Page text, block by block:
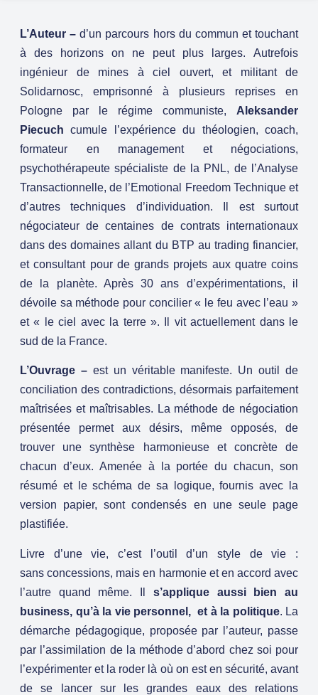
L’Auteur –d’un parcours hors du commun et touchant
à des horizons on ne peut plus larges. Autrefois
ingénieur de mines à ciel ouvert, et militant de
Solidarnosc, emprisonné à plusieurs reprises en
Pologne par le régime communiste, Aleksander
Piecuch cumule l’expérience du théologien, coach,
formateur en management et négociations,
psychothérapeute spécialiste de la PNL, de l’Analyse
Transactionnelle, de l’Emotional Freedom Technique et
d’autres techniques d’individuation. Il est surtout
négociateur de centaines de contrats internationaux
dans des domaines allant du BTP au trading financier,
et consultant pour de grands projets aux quatre coins
de la planète. Après 30 ans d’expérimentations, il
dévoile sa méthode pour concilier « le feu avec l’eau »
et « le ciel avec la terre ». Il vit actuellement dans le
sud de la France.
L’Ouvrage – est un véritable manifeste. Un outil de
conciliation des contradictions, désormais parfaitement
maîtrisées et maîtrisables. La méthode de négociation
présentée permet aux désirs, même opposés, de
trouver une synthèse harmonieuse et concrète de
chacun d’eux. Amenée à la portée du chacun, son
résumé et le schéma de sa logique, fournis avec la
version papier, sont condensés en une seule page
plastifiée.
Livre d’une vie, c’est l’outil d’un style de vie :
sans concessions, mais en harmonie et en accord avec
l’autre quand même. Il s’applique aussi bien au
business, qu’à la vie personnel, et à la politique. La
démarche pédagogique, proposée par l’auteur, passe
par l’assimilation de la méthode d’abord chez soi pour
l’expérimenter et la roder là où on est en sécurité, avant
de se lancer sur les grandes eaux des relations